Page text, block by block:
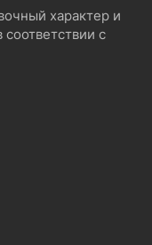
характер и
с